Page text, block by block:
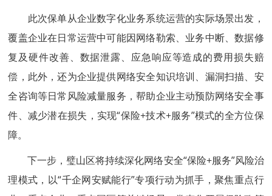
此次保单从企业数字化业务系统运营的实际场景出发，
覆盖企业在日常运营中可能因网络勒索、业务中断、数据修
复及硬件改善、数据泄露、应急响应等造成的费用损失赔
偿，此外，还为企业提供网络安全知识培训、漏洞扫描、安
全咨询等日常风险减量服务，帮助企业主动预防网络安全事
件、减少潜在损失，实现“保险+技术+服务”模式的全方位保
障。
下一步，璧山区将持续深化网络安全“保险+服务”风险治
理模式，以“千企网安赋能行”专项行动为抓手，聚焦重点行